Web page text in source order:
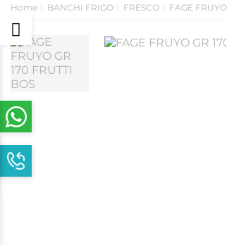
Home BANCHI FRIGO FRESCO FAGE